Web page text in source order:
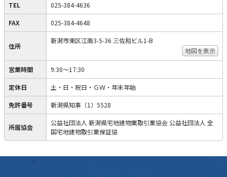
TEL 025-384-4636
FAX 025-384-4648
住所
新潟市東区江南3-5-36 三佐和ビル1-B
地図を表示
営業時間 9:30～17:30
定休日 土・日・祝日・ＧＷ・年末年始
免許番号 新潟県知事（1）5528
所属協会
公益社団法人 新潟県宅地建物業取引業協会 公益社団法人 全
国宅地建物取引業保証協